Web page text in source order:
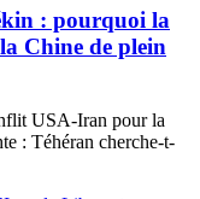
: pourquoi la
Chine de plein
USA-Iran pour la
: Téhéran cherche-t-